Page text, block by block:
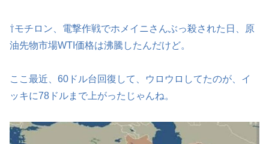
⇧モチロン、電撃作戦でホメイニさんぶっ殺された日、原
油先物市場WTI価格は沸騰したんだけど。
ここ最近、60ドル台回復して、ウロウロしてたのが、イ
ッキに78ドルまで上がったじゃんね。